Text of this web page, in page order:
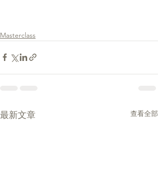
Masterclass
最新文章 查看全部